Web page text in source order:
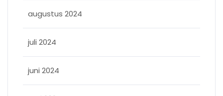
augustus 2024
juli 2024
juni 2024